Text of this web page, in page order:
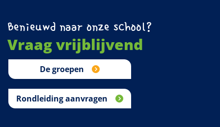
Benieuwd naar onze school?
Vraag vrijblijvend
De groepen
Rondleiding aanvragen